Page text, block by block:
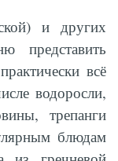
и других
представить
всё
водоросли,
трепанги
блюдам